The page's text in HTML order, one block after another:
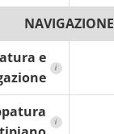
NAVIGAZIONE
e
i
i